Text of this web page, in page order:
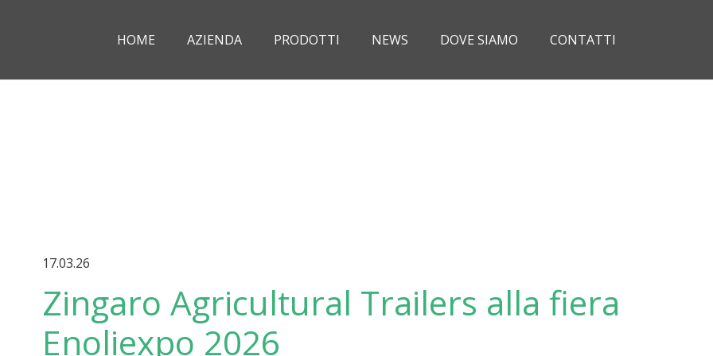
HOME AZIENDA PRODOTTI NEWS DOVE SIAMO CONTATTI
17.03.26
Zingaro Agricultural Trailers alla fiera
Enoliexpo 2026